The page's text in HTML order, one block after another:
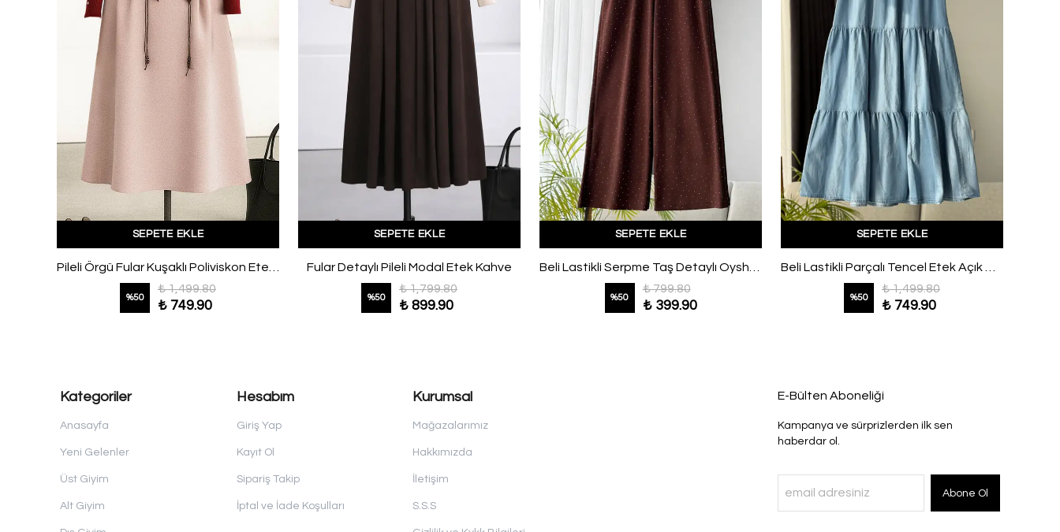
SEPETE EKLE
Pileli Örgü Fular Kuşaklı Poliviskon Etek Vizon
%50
₺ 1,499.80
₺ 749.90
SEPETE EKLE
Fular Detaylı Pileli Modal Etek Kahve
%50
₺ 1,799.80
₺ 899.90
SEPETE EKLE
Beli Lastikli Serpme Taş Detaylı Oysho Pantolon Kahve
%50
₺ 799.80
₺ 399.90
SEPETE EKLE
Beli Lastikli Parçalı Tencel Etek Açık Mavi
%50
₺ 1,499.80
₺ 749.90
Kategoriler
Anasayfa
Yeni Gelenler
Üst Giyim
Alt Giyim
Hesabım
Giriş Yap
Kayıt Ol
Sipariş Takip
İptal ve İade Koşulları
Kurumsal
Mağazalarımız
Hakkımızda
İletişim
S.S.S
E-Bülten Aboneliği
Kampanya ve sürprizlerden ilk sen
haberdar ol.
Abone Ol